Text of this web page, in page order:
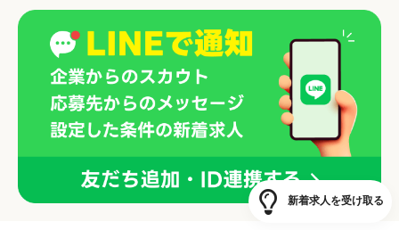
新着求人を受け取る